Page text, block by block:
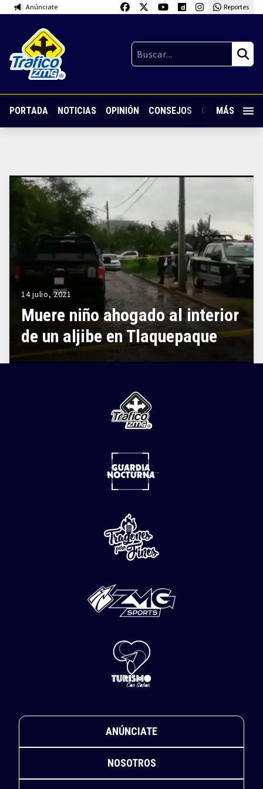
Anúnciate Reportes
PORTADA NOTICIAS OPINIÓN CONSEJOS GUARDIA
MÁS
14 julio, 2021
Muere niño ahogado al interior
de un aljibe en Tlaquepaque
ANÚNCIATE
NOSOTROS